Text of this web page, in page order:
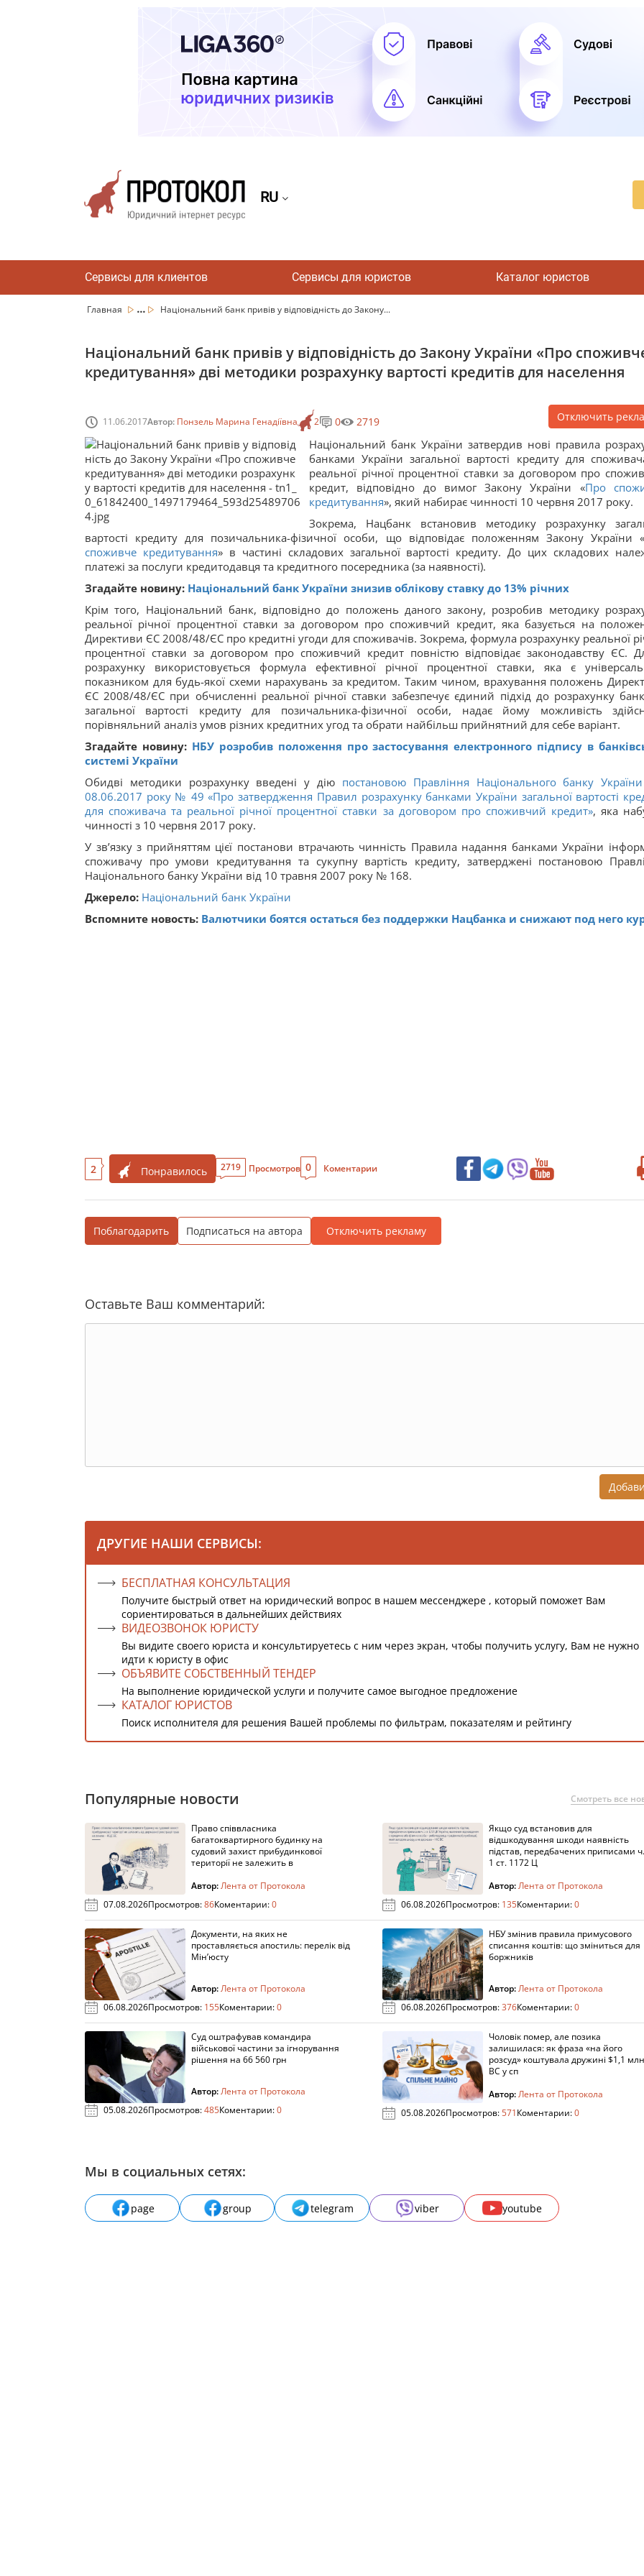
RU
Сервисы для клиентов Сервисы для юристов Каталог юристов
Главная ... Національний банк привів у відповідність до Закону...
Національний банк привів у відповідність до Закону України «Про
кредитування» дві методики розрахунку вартості кредитів для населення
11.06.2017Автор: Понзель Марина Генадіївна 2 0 2719 Отключить
Національний банк України затвердив нові правила
банками України загальної вартості кредиту для
реальної річної процентної ставки за договором про
кредит, відповідно до вимог Закону України «Про
кредитування», який набирає чинності 10 червня 2017 року.
Зокрема, Нацбанк встановив методику розрахунку
вартості кредиту для позичальника-фізичної особи, що відповідає положенням Закону України «
споживче кредитування» в частині складових загальної вартості кредиту. До цих складових
платежі за послуги кредитодавця та кредитного посередника (за наявності).
Згадайте новину: Національний банк України знизив облікову ставку до 13% річних
Крім того, Національний банк, відповідно до положень даного закону, розробив методику
реальної річної процентної ставки за договором про споживчий кредит, яка базується на
Директиви ЄС 2008/48/ЄС про кредитні угоди для споживачів. Зокрема, формула розрахунку реальної
процентної ставки за договором про споживчий кредит повністю відповідає законодавству ЄС.
розрахунку використовується формула ефективної річної процентної ставки, яка є
показником для будь-якої схеми нарахувань за кредитом. Таким чином, врахування положень
ЄС 2008/48/ЄС при обчисленні реальної річної ставки забезпечує єдиний підхід до розрахунку
загальної вартості кредиту для позичальника-фізичної особи, надає йому можливість
порівняльний аналіз умов різних кредитних угод та обрати найбільш прийнятний для себе варіант.
Згадайте новину: НБУ розробив положення про застосування електронного підпису в
системі України
Обидві методики розрахунку введені у дію постановою Правління Національного банку
08.06.2017 року № 49 «Про затвердження Правил розрахунку банками України загальної вартості
для споживача та реальної річної процентної ставки за договором про споживчий кредит», яка
чинності з 10 червня 2017 року.
У зв’язку з прийняттям цієї постанови втрачають чинність Правила надання банками України
споживачу про умови кредитування та сукупну вартість кредиту, затверджені постановою
Національного банку України від 10 травня 2007 року № 168.
Джерело: Нацiональний банк України
Вспомните новость: Валютчики боятся остаться без поддержки Нацбанка и снижают под него
2 Понравилось 2719 Просмотров 0 Коментарии
Поблагодарить Подписаться на автора Отключить рекламу
Оставьте Ваш комментарий:
ДРУГИЕ НАШИ СЕРВИСЫ:
БЕСПЛАТНАЯ КОНСУЛЬТАЦИЯ
Получите быстрый ответ на юридический вопрос в нашем мессенджере , который поможет Вам
сориентироваться в дальнейших действиях
ВИДЕОЗВОНОК ЮРИСТУ
Вы видите своего юриста и консультируетесь с ним через экран, чтобы получить услугу, Вам не нужно
идти к юристу в офис
ОБЪЯВИТЕ СОБСТВЕННЫЙ ТЕНДЕР
На выполнение юридической услуги и получите самое выгодное предложение
КАТАЛОГ ЮРИСТОВ
Поиск исполнителя для решения Вашей проблемы по фильтрам, показателям и рейтингу
Популярные новости Смотреть все
Право співвласника
багатоквартирного будинку на
судовий захист прибудинкової
території не залежить в
Автор:Лента от Протокола
07.08.2026Просмотров:86Коментарии:0
Якщо суд встановив для
відшкодування шкоди наявність
підстав, передбачених приписами ч.
1 ст. 1172 Ц
Автор:Лента от Протокола
06.08.2026Просмотров: 135Коментарии:0
Документи, на яких не
проставляється апостиль: перелік від
Мін’юсту
Автор:Лента от Протокола
06.08.2026Просмотров: 155Коментарии:0
НБУ змінив правила примусового
списання коштів: що зміниться для
боржників
Автор:Лента от Протокола
06.08.2026Просмотров:376Коментарии:0
Суд оштрафував командира
військової частини за ігнорування
рішення на 66 560 грн
Автор:Лента от Протокола
05.08.2026Просмотров:485Коментарии:0
Чоловік помер, але позика
залишилася: як фраза «на його
розсуд» коштувала дружині $1,1
ВС у сп
Автор:Лента от Протокола
05.08.2026Просмотров:571Коментарии:0
Мы в социальных сетях:
page group telegram viber youtube